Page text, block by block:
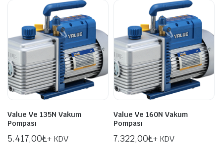
Value Ve 135N Vakum
Pompası
5.417,00₺+ KDV
Value Ve 160N Vakum
Pompası
7.322,00₺+ KDV